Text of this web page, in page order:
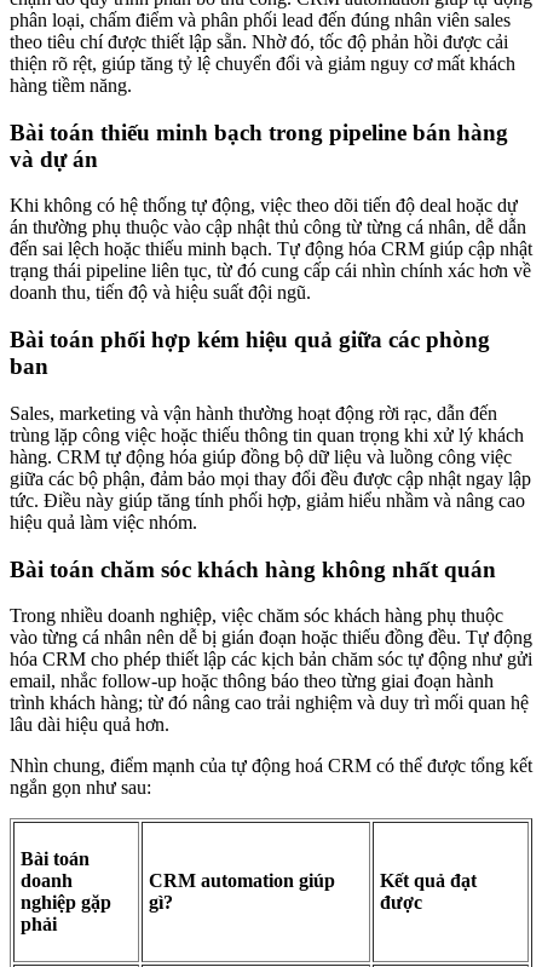
phân loại, chấm điểm và phân phối lead đến đúng nhân viên sales
theo tiêu chí được thiết lập sẵn. Nhờ đó, tốc độ phản hồi được cải
thiện rõ rệt, giúp tăng tỷ lệ chuyển đổi và giảm nguy cơ mất khách
hàng tiềm năng.
Bài toán thiếu minh bạch trong pipeline bán hàng
và dự án
Khi không có hệ thống tự động, việc theo dõi tiến độ deal hoặc dự
án thường phụ thuộc vào cập nhật thủ công từ từng cá nhân, dễ dẫn
đến sai lệch hoặc thiếu minh bạch. Tự động hóa CRM giúp cập nhật
trạng thái pipeline liên tục, từ đó cung cấp cái nhìn chính xác hơn về
doanh thu, tiến độ và hiệu suất đội ngũ.
Bài toán phối hợp kém hiệu quả giữa các phòng
ban
Sales, marketing và vận hành thường hoạt động rời rạc, dẫn đến
trùng lặp công việc hoặc thiếu thông tin quan trọng khi xử lý khách
hàng. CRM tự động hóa giúp đồng bộ dữ liệu và luồng công việc
giữa các bộ phận, đảm bảo mọi thay đổi đều được cập nhật ngay lập
tức. Điều này giúp tăng tính phối hợp, giảm hiểu nhầm và nâng cao
hiệu quả làm việc nhóm.
Bài toán chăm sóc khách hàng không nhất quán
Trong nhiều doanh nghiệp, việc chăm sóc khách hàng phụ thuộc
vào từng cá nhân nên dễ bị gián đoạn hoặc thiếu đồng đều. Tự động
hóa CRM cho phép thiết lập các kịch bản chăm sóc tự động như gửi
email, nhắc follow-up hoặc thông báo theo từng giai đoạn hành
trình khách hàng; từ đó nâng cao trải nghiệm và duy trì mối quan hệ
lâu dài hiệu quả hơn.
Nhìn chung, điểm mạnh của tự động hoá CRM có thể được tổng kết
ngắn gọn như sau:
Bài toán
doanh
nghiệp gặp
phải
CRM automation giúp
gì?
Kết quả đạt
được